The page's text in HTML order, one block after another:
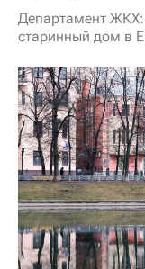
Департамент
старинный дом в